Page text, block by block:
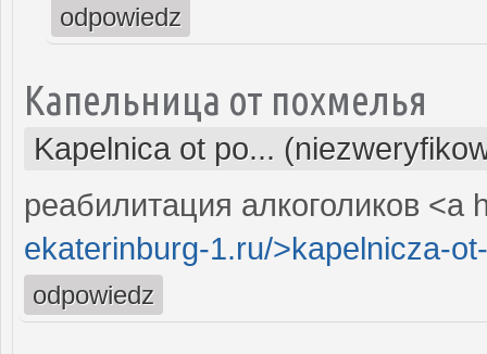
odpowiedz
Капельница от похмелья
Kapelnica ot po...
реабилитация алкоголиков <a
ekaterinburg-1.ru/>kapelnicza-
odpowiedz